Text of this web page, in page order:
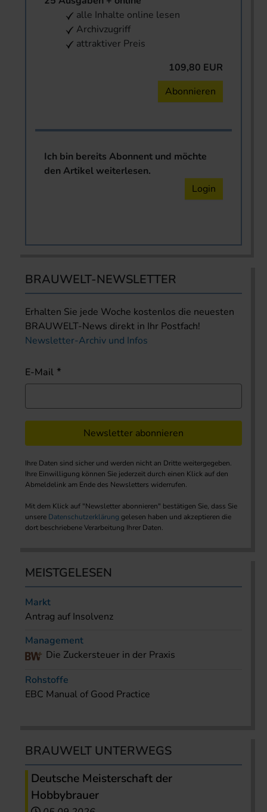
alle Inhalte online lesen
Archivzugriff
attraktiver Preis
109,80 EUR
Abonnieren
Ich bin bereits Abonnent und möchte
den Artikel weiterlesen.
Login
BRAUWELT-NEWSLETTER
Erhalten Sie jede Woche kostenlos die neuesten
BRAUWELT-News direkt in Ihr Postfach!
Newsletter-Archiv und Infos
E-Mail
Newsletter abonnieren
Ihre Daten sind sicher und werden nicht an Dritte weitergegeben.
Ihre Einwilligung können Sie jederzeit durch einen Klick auf den
Abmeldelink am Ende des Newsletters widerrufen.
Mit dem Klick auf "Newsletter abonnieren" bestätigen Sie, dass Sie
unsere Datenschutzerklärung gelesen haben und akzeptieren die
dort beschriebene Verarbeitung Ihrer Daten.
MEISTGELESEN
Markt
Antrag auf Insolvenz
Management
Die Zuckersteuer in der Praxis
Rohstoffe
EBC Manual of Good Practice
BRAUWELT UNTERWEGS
Deutsche Meisterschaft der
Hobbybrauer